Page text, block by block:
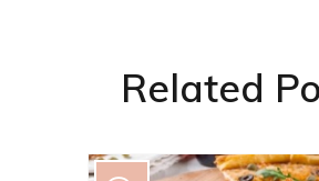
Related